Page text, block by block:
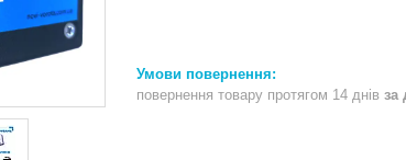
повернення товару протягом 14 днів за